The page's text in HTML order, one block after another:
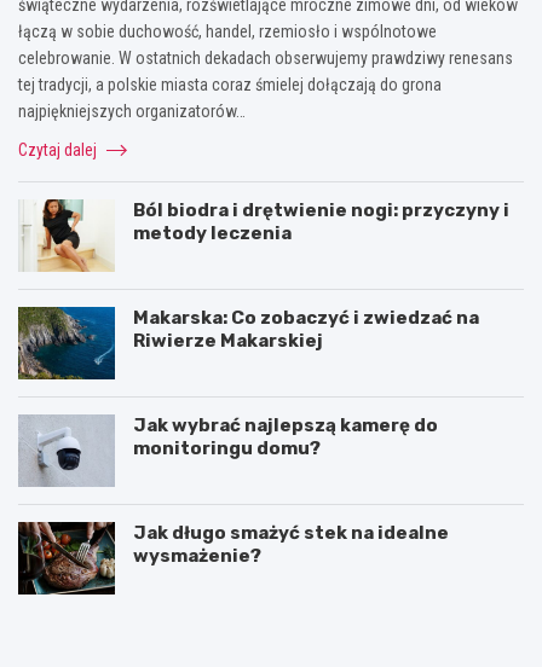
świąteczne wydarzenia, rozświetlające mroczne zimowe dni, od wieków
łączą w sobie duchowość, handel, rzemiosło i wspólnotowe
celebrowanie. W ostatnich dekadach obserwujemy prawdziwy renesans
tej tradycji, a polskie miasta coraz śmielej dołączają do grona
najpiękniejszych organizatorów…
Czytaj dalej
Ból biodra i drętwienie nogi: przyczyny i
metody leczenia
Makarska: Co zobaczyć i zwiedzać na
Riwierze Makarskiej
Jak wybrać najlepszą kamerę do
monitoringu domu?
Jak długo smażyć stek na idealne
wysmażenie?